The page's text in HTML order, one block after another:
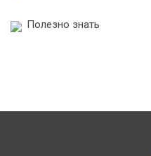
Полезно знать